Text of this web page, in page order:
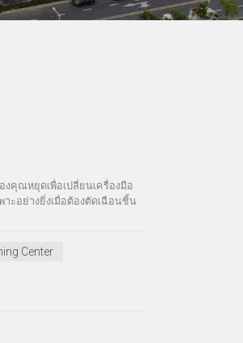
งคุณหยุดเพื่อเปลี่ยนเครื่องมือ
ะอย่างยิ่งเมื่อต้องตัดเฉือนชิ้น
Center